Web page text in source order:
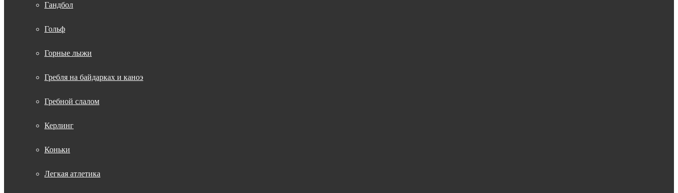
Гандбол
Гольф
Горные лыжи
Гребля на байдарках и каноэ
Гребной слалом
Керлинг
Коньки
Легкая атлетика